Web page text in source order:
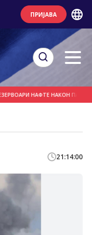
ПРИЈАВА
НАФТЕ НАКОН ПАДА
21:14:00